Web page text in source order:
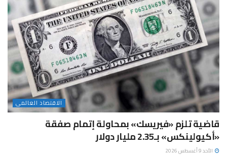
الاقتصاد العالمى
قاضية تلزم «فيريسك» بمحاولة إتمام صفقة
«أكيولينكس» بـ2.35 مليار دولار
الأحد 9 أغسطس 2026